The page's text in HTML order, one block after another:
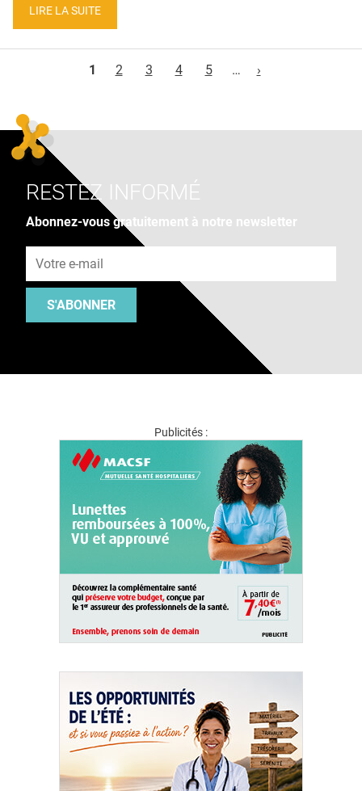
LIRE LA SUITE
1
2 3 4 5 … ›
RESTEZ INFORMÉ
Abonnez-vous gratuitement à notre newsletter
S'ABONNER
Publicités :